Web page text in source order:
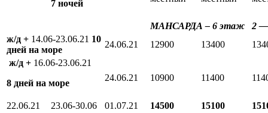
7 ночей
МАНСАРДА – 6 этаж
2
ж/д + 14.06-23.06.21 10
дней на море
24.06.21 12900 13400
ж/д + 16.06-23.06.21
8 дней на море
24.06.21 10900 11400
22.06.21 23.06-30.06 01.07.21 14500 15100